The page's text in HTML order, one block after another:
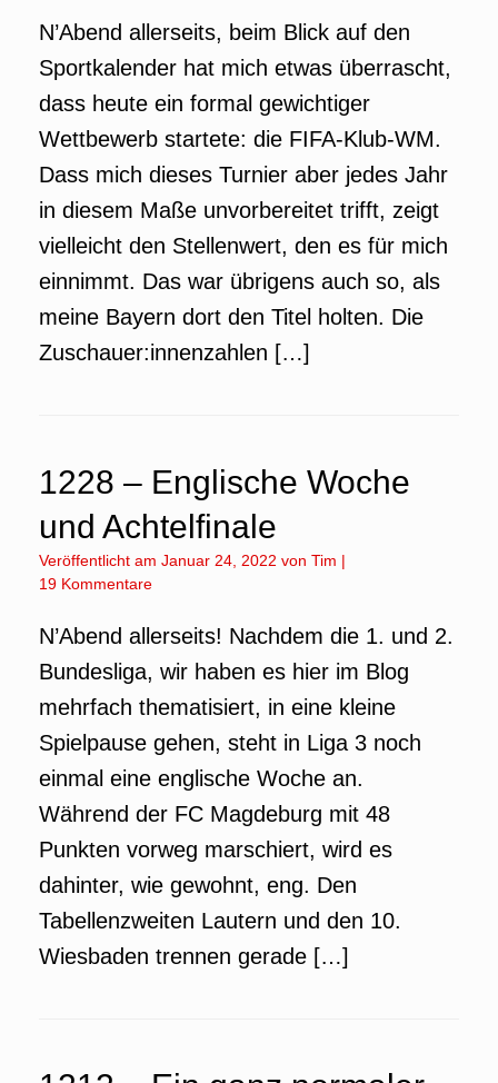
N’Abend allerseits, beim Blick auf den
Sportkalender hat mich etwas überrascht,
dass heute ein formal gewichtiger
Wettbewerb startete: die FIFA-Klub-WM.
Dass mich dieses Turnier aber jedes Jahr
in diesem Maße unvorbereitet trifft, zeigt
vielleicht den Stellenwert, den es für mich
einnimmt. Das war übrigens auch so, als
meine Bayern dort den Titel holten. Die
Zuschauer:innenzahlen […]
1228 – Englische Woche
und Achtelfinale
Veröffentlicht am Januar 24, 2022 von Tim |
19 Kommentare
N’Abend allerseits! Nachdem die 1. und 2.
Bundesliga, wir haben es hier im Blog
mehrfach thematisiert, in eine kleine
Spielpause gehen, steht in Liga 3 noch
einmal eine englische Woche an.
Während der FC Magdeburg mit 48
Punkten vorweg marschiert, wird es
dahinter, wie gewohnt, eng. Den
Tabellenzweiten Lautern und den 10.
Wiesbaden trennen gerade […]